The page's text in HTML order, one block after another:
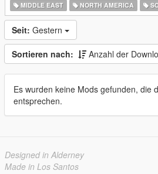
MIDDLE EAST
NORTH AMERICA
Seit: Gestern
Sortieren nach: Anzahl der
Es wurden keine Mods gefunden, die
entsprechen.
Designed in Alderney
Made in Los Santos